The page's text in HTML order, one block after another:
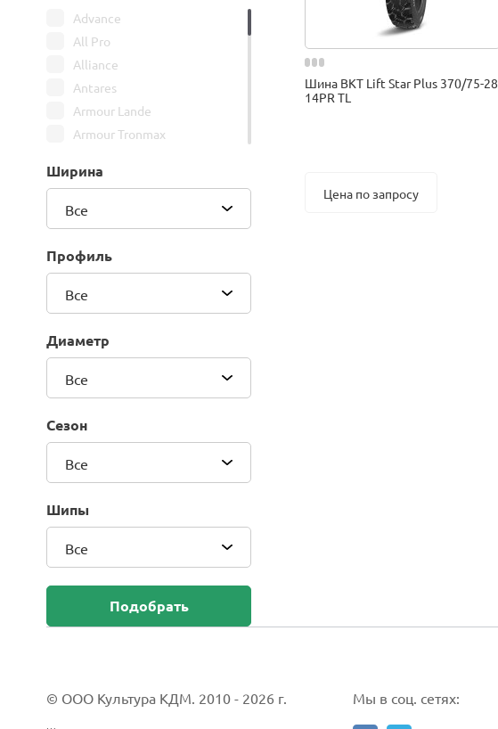
Advance
All Pro
Alliance
Antares
Armour Lande
Armour Tronmax
ATIRE
Bars
Belshina
BFGoodrich
BK Trailer
BKT
Camso (Solideal)
CEAT
Composit
Continental
Cordiant
CrossWind
Ширина
Все
Профиль
Все
Диаметр
Все
Сезон
Все
Шипы
Все
Подобрать
Шина BKT Lift Star Plus 370/75-28
14PR TL
Цена по запросу
© ООО Культура КДМ. 2010 - 2026 г. Мы в соц. сетях: